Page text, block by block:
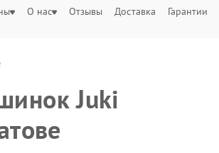
О нас Отзывы Доставка Гарантии
Juki